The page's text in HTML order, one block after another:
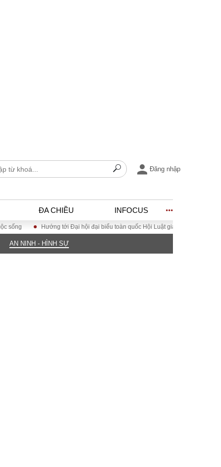
Đăng nhập
ĐA CHIỀU INFOCUS
Hướng tới Đại hội đại biểu toàn quốc Hội Luật gia Việt Nam lần thứ XV
AN NINH - HÌNH SỰ